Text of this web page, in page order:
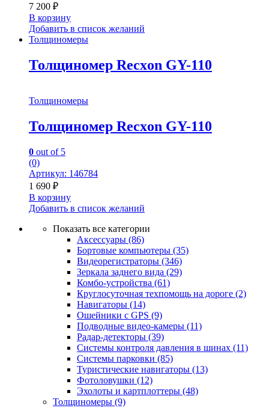
7 200 ₽
В корзину
Добавить в список желаний
Толщиномеры
Толщиномер Recxon GY-110
Толщиномеры
Толщиномер Recxon GY-110
0 out of 5
(0)
Артикул: 146784
1 690 ₽
В корзину
Добавить в список желаний
Показать все категории
Аксессуары (86)
Бортовые компьютеры (35)
Видеорегистраторы (346)
Зеркала заднего вида (29)
Комбо-устройства (61)
Круглосуточная техпомощь на дороге (2)
Навигаторы (14)
Ошейники с GPS (9)
Подводные видео-камеры (11)
Радар-детекторы (39)
Системы контроля давления в шинах (11)
Системы парковки (85)
Туристические навигаторы (13)
Фотоловушки (12)
Эхолоты и картплоттеры (48)
Толщиномеры (9)